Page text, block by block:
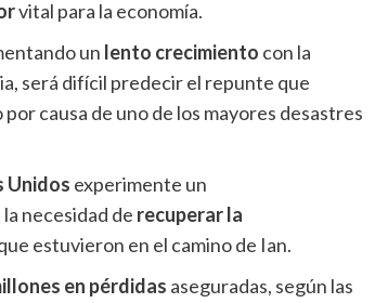
vital para la economía.
un lento crecimiento con la
será difícil predecir el repunte que
causa de uno de los mayores desastres
Unidos experimente un
necesidad de recuperar la
estuvieron en el camino de Ian.
en pérdidas aseguradas, según las